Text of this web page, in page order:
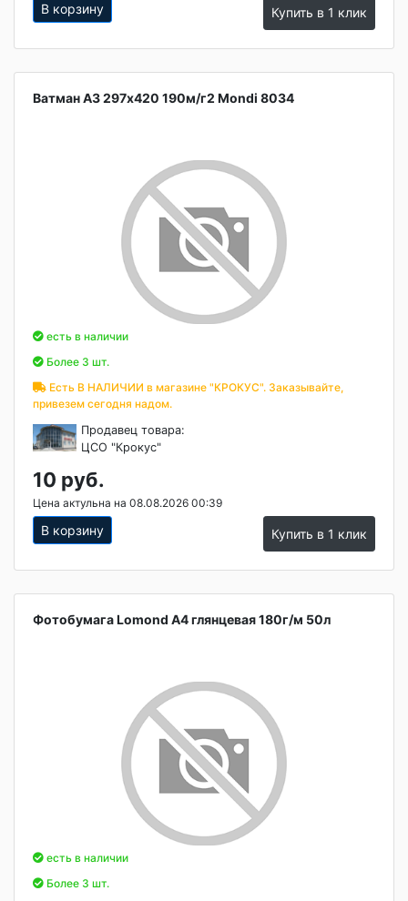
В корзину Купить в 1 клик
Ватман А3 297х420 190м/г2 Mondi 8034
есть в наличии
Более 3 шт.
Есть В НАЛИЧИИ в магазине "КРОКУС". Заказывайте,
привезем сегодня надом.
Продавец товара:
ЦСО "Крокус"
10 руб.
Цена актульна на 08.08.2026 00:39
В корзину Купить в 1 клик
Фотобумага Lomond A4 глянцевая 180г/м 50л
есть в наличии
Более 3 шт.